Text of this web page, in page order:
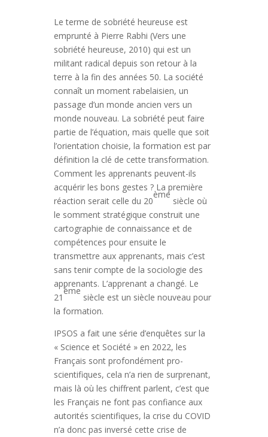
Le terme de sobriété heureuse est
emprunté à Pierre Rabhi (Vers une
sobriété heureuse, 2010) qui est un
militant radical depuis son retour à la
terre à la fin des années 50. La société
connaît un moment rabelaisien, un
passage d’un monde ancien vers un
monde nouveau. La sobriété peut faire
partie de l’équation, mais quelle que soit
l’orientation choisie, la formation est par
définition la clé de cette transformation.
Comment les apprenants peuvent-ils
acquérir les bons gestes ? La première
réaction serait celle du 20
ème
siècle où
le somment stratégique construit une
cartographie de connaissance et de
compétences pour ensuite le
transmettre aux apprenants, mais c’est
sans tenir compte de la sociologie des
apprenants. L’apprenant a changé. Le
21
ème
siècle est un siècle nouveau pour
la formation.
IPSOS a fait une série d’enquêtes sur la
« Science et Société » en 2022, les
Français sont profondément pro-
scientifiques, cela n’a rien de surprenant,
mais là où les chiffrent parlent, c’est que
les Français ne font pas confiance aux
autorités scientifiques, la crise du COVID
n’a donc pas inversé cette crise de